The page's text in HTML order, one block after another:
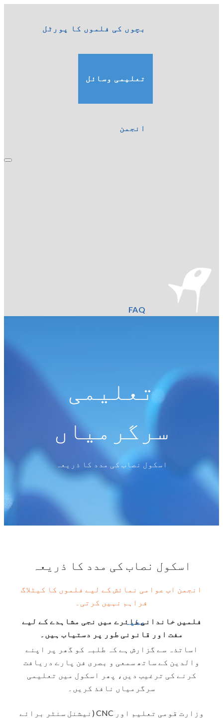
بچوں کی فلموں کا پورٹل
تعلیمی وسائل
انجمن
FAQ
عطیہ
تعلیمی
سرگرمیاں
اسکول نصاب کی مدد کا ذریعہ
اسکول نصاب کی مدد کا ذریعہ
انجمن اب عوامی نمائش کے لیے فلموں کا کیٹلاگ
فراہم نہیں کرتی۔
فلمیں خاندانی دائرے میں نجی مشاہدے کے لیے
مفت اور قانونی طور پر دستیاب ہیں۔
اساتذہ سے گزارش ہے کہ طلبہ کو گھر پر اپنے
والدین کے ساتھ سمعی و بصری فن پارے دریافت
کرنے کی ترغیب دیں، پھر اسکول میں تعلیمی
سرگرمیاں نافذ کریں۔
وزارت قومی تعلیم اور CNC (نیشنل سنٹر برائے